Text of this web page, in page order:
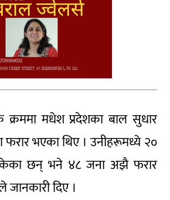
मधेश प्रदेशका बाल सुधार
भएका थिए । उनीहरूमध्ये २०
छन् भने ४८ जना अझै फरार
जानकारी दिए ।